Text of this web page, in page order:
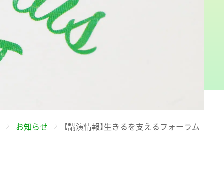
お知らせ 【講演情報】生きるを支えるフォーラム